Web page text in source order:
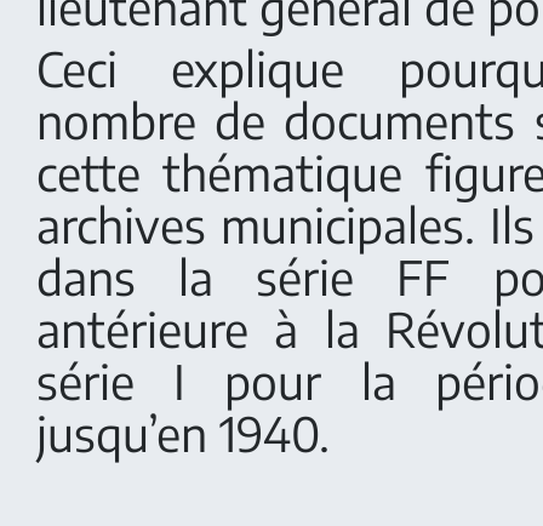
Ceci explique
nombre de
cette thématique
archives municipales.
dans la série FF
antérieure à la
série I pour la
jusqu’en 1940.